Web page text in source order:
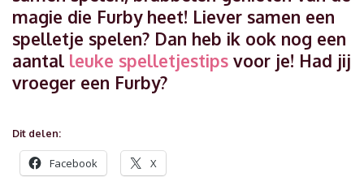
magie die Furby heet! Liever samen een
spelletje spelen? Dan heb ik ook nog een
aantal leuke spelletjestips voor je! Had jij
vroeger een Furby?
Dit delen:
Facebook X